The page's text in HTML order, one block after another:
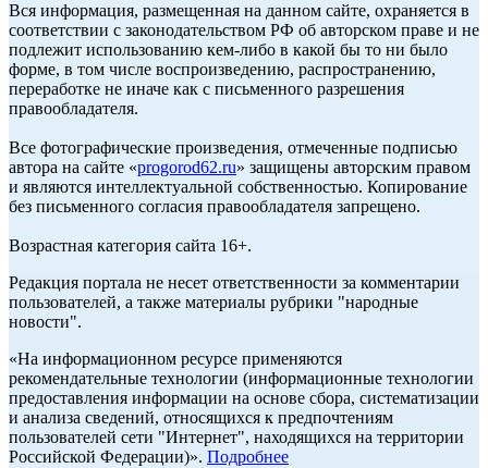
Вся информация, размещенная на данном сайте, охраняется в
соответствии с законодательством РФ об авторском праве и не
подлежит использованию кем-либо в какой бы то ни было
форме, в том числе воспроизведению, распространению,
переработке не иначе как с письменного разрешения
правообладателя.
Все фотографические произведения, отмеченные подписью
автора на сайте «progorod62.ru» защищены авторским правом
и являются интеллектуальной собственностью. Копирование
без письменного согласия правообладателя запрещено.
Возрастная категория сайта 16+.
Редакция портала не несет ответственности за комментарии
пользователей, а также материалы рубрики "народные
новости".
«На информационном ресурсе применяются
рекомендательные технологии (информационные технологии
предоставления информации на основе сбора, систематизации
и анализа сведений, относящихся к предпочтениям
пользователей сети "Интернет", находящихся на территории
Российской Федерации)». Подробнее